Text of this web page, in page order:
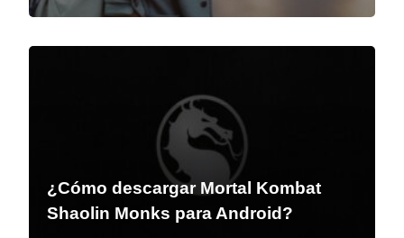
¿Cómo descargar Mortal Kombat
Shaolin Monks para Android?